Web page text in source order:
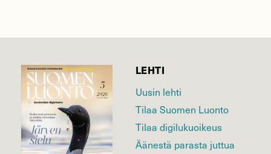
LEHTI
Uusin lehti
Tilaa Suomen Luonto
Tilaa digilukuoikeus
Äänestä parasta juttua